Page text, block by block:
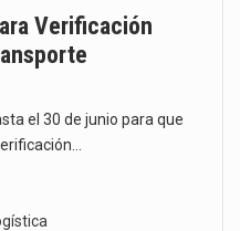
Verificación
el 30 de junio para que